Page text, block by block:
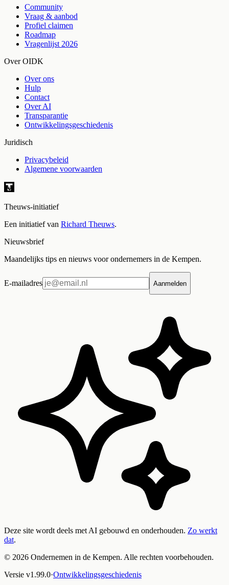
Community
Vraag & aanbod
Profiel claimen
Roadmap
Vragenlijst 2026
Over OIDK
Over ons
Hulp
Contact
Over AI
Transparantie
Ontwikkelingsgeschiedenis
Juridisch
Privacybeleid
Algemene voorwaarden
Theuws-initiatief
Een initiatief van Richard Theuws.
Nieuwsbrief
Maandelijks tips en nieuws voor ondernemers in de Kempen.
E-mailadres Aanmelden
Deze site wordt deels met AI gebouwd en onderhouden. Zo werkt
dat.
© 2026 Ondernemen in de Kempen. Alle rechten voorbehouden.
Versie v1.99.0·Ontwikkelingsgeschiedenis